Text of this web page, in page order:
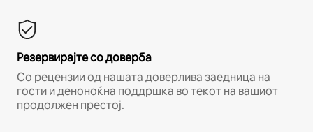
Резервирајте со доверба
Со рецензии од нашата доверлива заедница на
гости и деноноќна поддршка во текот на вашиот
продолжен престој.